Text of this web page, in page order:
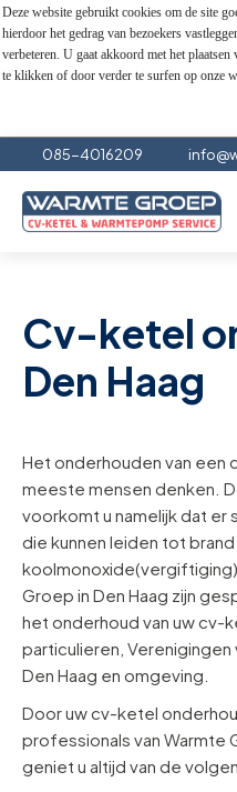
Deze website gebruikt cookies om de site
hierdoor het gedrag van bezoekers
verbeteren. U gaat akkoord met het
te klikken of door verder te surfen op onze
085-4016209
Cv-ketel
Den Haag
Het onderhouden van een
meeste mensen denken.
voorkomt u namelijk dat er
die kunnen leiden tot
Groep in Den Haag zijn
het onderhoud van uw cv-
particulieren, Verenigingen
Den Haag en omgeving.
Door uw cv-ketel
professionals van Warmte
geniet u altijd van de